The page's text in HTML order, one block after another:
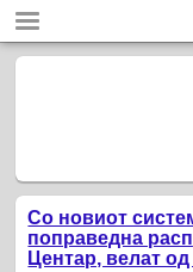
Со новиот
поправедна
Центар, велат